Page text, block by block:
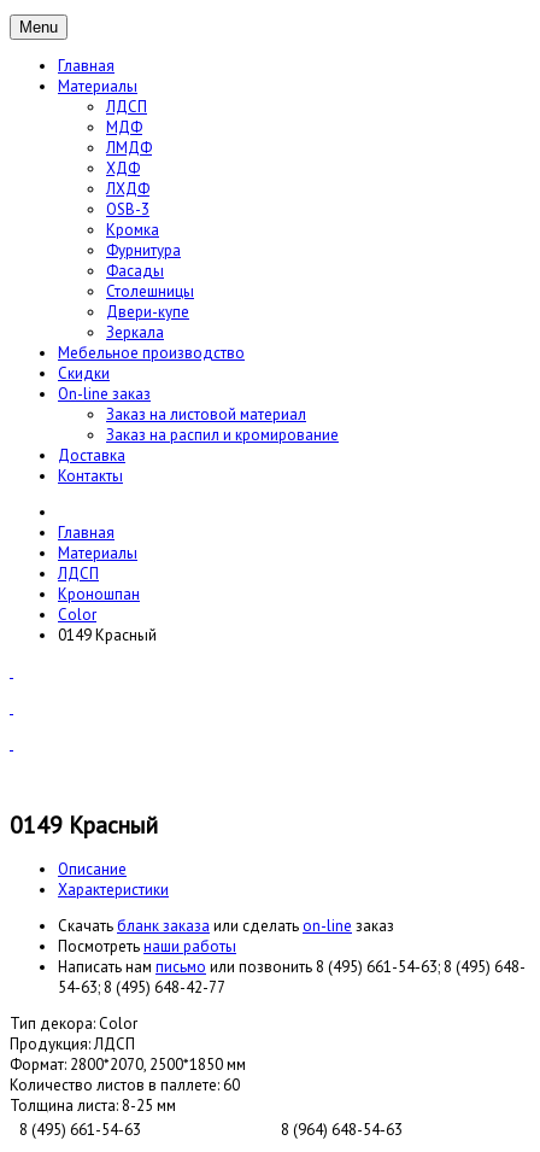
Menu
Главная
Материалы
ЛДСП
МДФ
ЛМДФ
ХДФ
ЛХДФ
OSB-3
Кромка
Фурнитура
Фасады
Столешницы
Двери-купе
Зеркала
Мебельное производство
Скидки
On-line заказ
Заказ на листовой материал
Заказ на распил и кромирование
Доставка
Контакты
Главная
Материалы
ЛДСП
Кроношпан
Color
0149 Красный
0149 Красный
Описание
Характеристики
Cкачатьбланк заказа или сделатьon-line заказ
Посмотретьнаши работы
Написать нам письмо или позвонить 8 (495) 661-54-63; 8 (495) 648-
54-63; 8 (495) 648-42-77
Тип декора:Color
Продукция:ЛДСП
Формат: 2800*2070, 2500*1850 мм
Количество листов в паллете:60
Толщина листа: 8-25 мм
8 (495) 661-54-63
8 (964) 648-54-63